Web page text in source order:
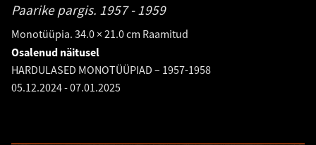
Paarike pargis. 1957 - 1959
Monotüüpia. 34.0 × 21.0 cm Raamitud
Osalenud näitusel
HARDULASED MONOTÜÜPIAD – 1957-1958
05.12.2024-07.01.2025